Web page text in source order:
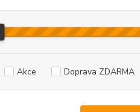
Akce Doprava ZDARMA